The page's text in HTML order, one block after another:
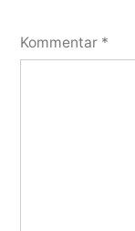
Kommentar *